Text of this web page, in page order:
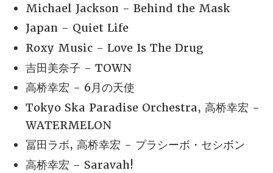
Michael Jackson - Behind the Mask
Japan - Quiet Life
Roxy Music - Love Is The Drug
吉田美奈子 - TOWN
高桥幸宏 - 6月の天使
Tokyo Ska Paradise Orchestra, 高桥幸宏 -
WATERMELON
冨田ラボ, 高桥幸宏 - プラシーボ・セシボン
高桥幸宏 - Saravah!